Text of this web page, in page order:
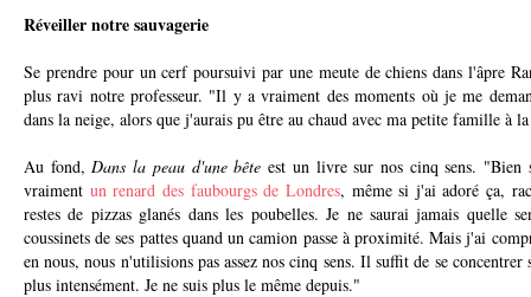
Réveiller notre sauvagerie
Se prendre pour un cerf poursuivi par une meute de chiens dans l'âpre
plus ravi notre professeur. "Il y a vraiment des moments où je me
dans la neige, alors que j'aurais pu être au chaud avec ma petite famille à
Au fond,Dans la peau d'une bête est un livre sur nos cinq sens. "Bien
vraiment un renard des faubourgs de Londres, même si j'ai adoré ça,
restes de pizzas glanés dans les poubelles. Je ne saurai jamais quelle
coussinets de ses pattes quand un camion passe à proximité. Mais j'ai
en nous, nous n'utilisions pas assez nos cinq sens. Il suffit de se
plus intensément. Je ne suis plus le même depuis."